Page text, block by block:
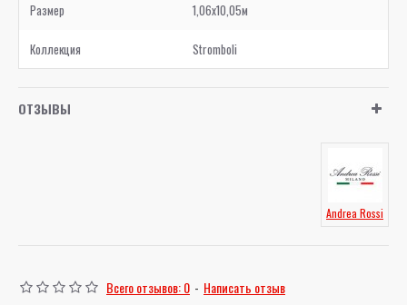
Размер 1,06x10,05м
Коллекция Stromboli
ОТЗЫВЫ
Andrea Rossi
Всего отзывов: 0 - Написать отзыв